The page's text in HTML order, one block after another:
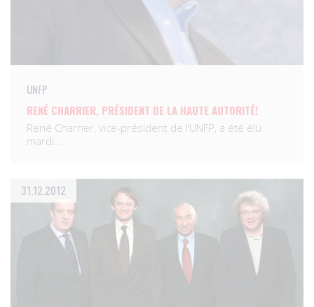
UNFP
RENÉ CHARRIER, PRÉSIDENT DE LA HAUTE AUTORITÉ!
René Charrier, vice-président de l’UNFP, a été élu
mardi…
31.12.2012